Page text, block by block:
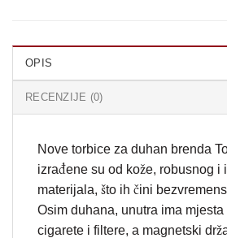
OPIS
RECENZIJE (0)
Nove torbice za duhan brenda
izrađene su od kože, robusnog i
materijala, što ih čini
Osim duhana, unutra ima
cigarete i filtere, a magnetski